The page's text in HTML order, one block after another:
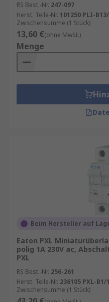
RS Best.-Nr. 247-097
Herst. Teile-Nr. 101250 PLI-
Zwischensumme (1 Stück)
13,60 €(ohne MwSt.)
Menge
Beim Hersteller auf
Eaton PXL
polig 1A 230V ac,
PXL
RS Best.-Nr. 256-261
Herst. Teile-Nr. 236105 PXL-B1/
Zwischensumme (1 Stück)